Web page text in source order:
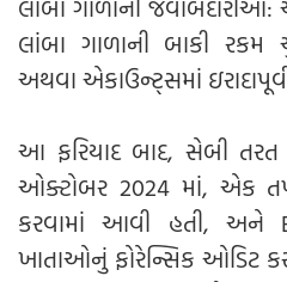
લાંબા ગાળાની બાકી રકમ
અથવા એકાઉન્ટ્સમાં
આ ફરિયાદ બાદ, સેબી તરત
ઓક્ટોબર 2024 માં, એક
કરવામાં આવી હતી, અને
ખાતાઓનું ફોરેન્સિક ઓડિટ